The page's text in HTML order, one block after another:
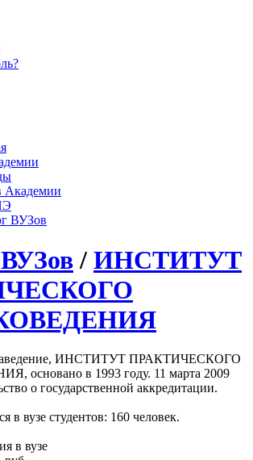
Академии
ВУЗов
/ ИНСТИТУТ
ИНСТИТУТ ПРАКТИЧЕСКОГО
основано в 1993 году. 11 марта 2009
о государственной аккредитации.
в вузе студентов: 160 человек.
в вузе